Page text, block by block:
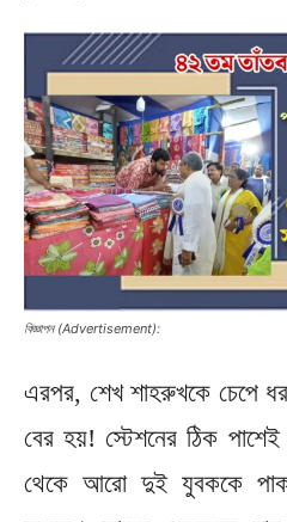
বিজ্ঞাপন (Advertisement):
এরপর, শেখ শাহরুখকে চেপে
বের হয়! স্টেশনের ঠিক পাশেই
থেকে আরো দুই যুবককে